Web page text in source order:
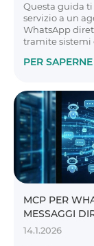
Questa guida
servizio a un
WhatsApp
tramite sistemi
PER
MCP PER
MESSAGGI
14.1.2026